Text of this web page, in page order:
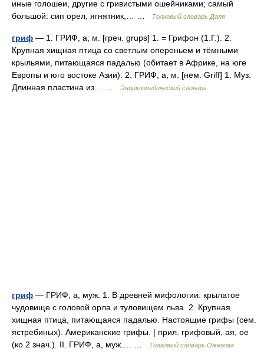
иные голошеи, другие с гривистыми ошейниками; самый
большой: сип орел, ягнятник,… …
Толковый словарь Даля
гриф — 1. ГРИФ, а; м. [греч. grups] 1. = Грифон (1.Г.). 2.
Крупная хищная птица со светлым опереньем и тёмными
крыльями, питающаяся падалью (обитает в Африке, на юге
Европы и юго востоке Азии). 2. ГРИФ, а; м. [нем. Griff] 1. Муз.
Длинная пластина из… …
Энциклопедический словарь
гриф — ГРИФ, а, муж. 1. В древней мифологии: крылатое
чудовище с головой орла и туловищем льва. 2. Крупная
хищная птица, питающаяся падалью. Настоящие грифы (сем.
ястребиных). Американские грифы. | прил. грифовый, ая, ое
(ко 2 знач.). II. ГРИФ, а, муж.… …
Толковый словарь Ожегова